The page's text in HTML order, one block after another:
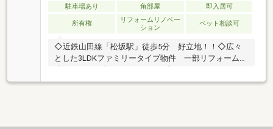
駐車場あり 角部屋 即入居可
所有権
リフォームリノベー
ション
ペット相談可
◇近鉄山田線「松坂駅」徒歩5分 好立地！！◇広々
とした3LDKファミリータイプ物件 一部リフォーム